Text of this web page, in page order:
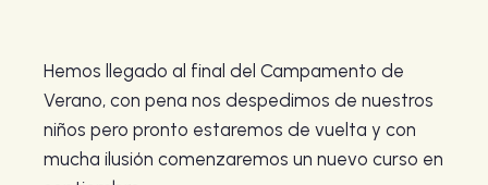
Hemos llegado al final del Campamento de
Verano, con pena nos despedimos de nuestros
niños pero pronto estaremos de vuelta y con
mucha ilusión comenzaremos un nuevo curso en